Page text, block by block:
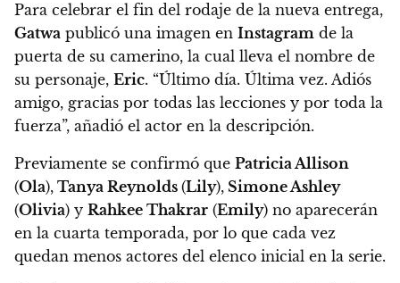
Para celebrar el fin del rodaje de la nueva entrega,
Gatwa publicó una imagen en Instagram de la
puerta de su camerino, la cual lleva el nombre de
su personaje, Eric. “Último día. Última vez. Adiós
amigo, gracias por todas las lecciones y por toda la
fuerza”, añadió el actor en la descripción.
Previamente se confirmó que Patricia Allison
(Ola), Tanya Reynolds (Lily), Simone Ashley
(Olivia) y Rahkee Thakrar (Emily) no aparecerán
en la cuarta temporada, por lo que cada vez
quedan menos actores del elenco inicial en la serie.